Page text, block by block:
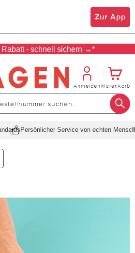
Zur App
Rabatt - schnell sichern →*
AnmeldenWarenkorb
Persönlicher Service von echten Menschen